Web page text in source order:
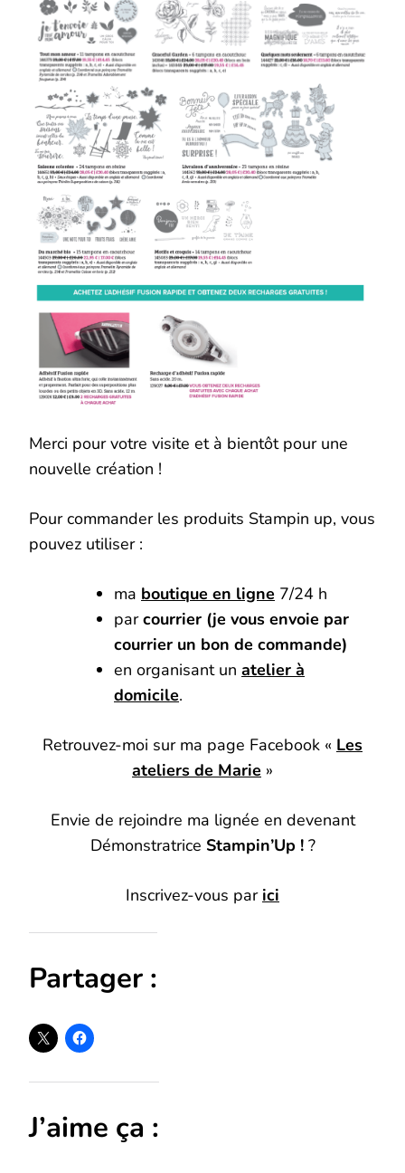
Merci pour votre visite et à bientôt pour une
nouvelle création !
Pour commander les produits Stampin up, vous
pouvez utiliser :
ma boutique en ligne 7/24 h
parcourrier (je vous envoie par
courrier un bon de commande)
en organisant un atelier à
domicile.
Retrouvez-moi sur ma page Facebook « Les
ateliers de Marie »
Envie de rejoindre ma lignée en devenant
Démonstratrice Stampin’Up ! ?
Inscrivez-vous par ici
Partager :
J’aime ça :